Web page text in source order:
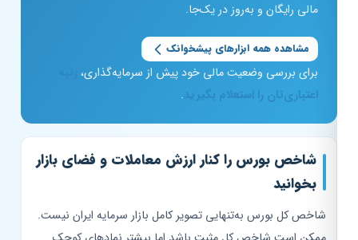
مالی رایگان و به‌روز در یک‌جا.
مشاهده همه ابزارهای پیشخوانک
برای بررسی وضعیت مالی خود پیش از سرمایه‌گذاری،رتبه
اعتباری‌تان را استعلام بگیرید
شاخص بورس را کنار ارزش معاملات و فضای بازار
بخوانید
شاخص کل بورس به‌تنهایی تصویر کامل بازار سرمایه ایران نیست.